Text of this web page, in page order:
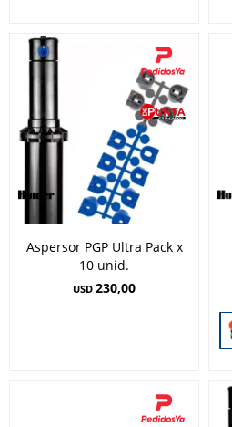
Aspersor PGP Ultra Pack x
10 unid.
USD 230,00